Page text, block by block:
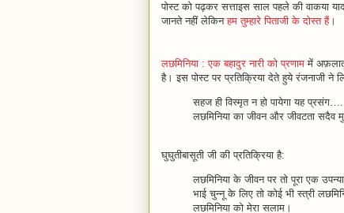
पोस्ट को पढ़कर सत्ताइस साल पहले की
जानते नहीं लेकिनहम तुम्हारे पिताजी के दोस्त हैं।
लछमिनिया : एक बहादुर नारी को प्रणाम में
है। इस पोस्ट पर प्रतिक्रिया देते हुये रंजनाजी ने
सहज ही विस्मृत न हो पायेगा यह प्रसंग….
लछमिनिया का जीवन और जीवटता सदैव
घुघुतीबासूती जी की प्रतिक्रिया है:
लछमिनिया के जीवन पर तो पूरा एक
भाई चुन्नू के लिए तो कोई भी स्त्री
लछमिनिया को मेरा सलाम।